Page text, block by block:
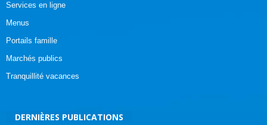
Services en ligne
Menus
Portails famille
Marchés publics
Tranquillité vacances
DERNIÈRES PUBLICATIONS